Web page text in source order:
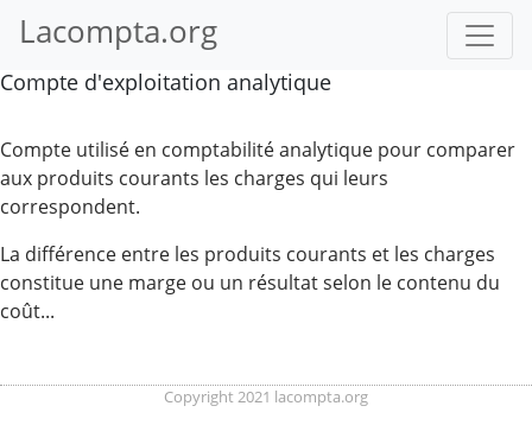
Lacompta.org
Compte d'exploitation analytique
Compte utilisé en comptabilité analytique pour comparer
aux produits courants les charges qui leurs
correspondent.
La différence entre les produits courants et les charges
constitue une marge ou un résultat selon le contenu du
coût...
Copyright 2021 lacompta.org